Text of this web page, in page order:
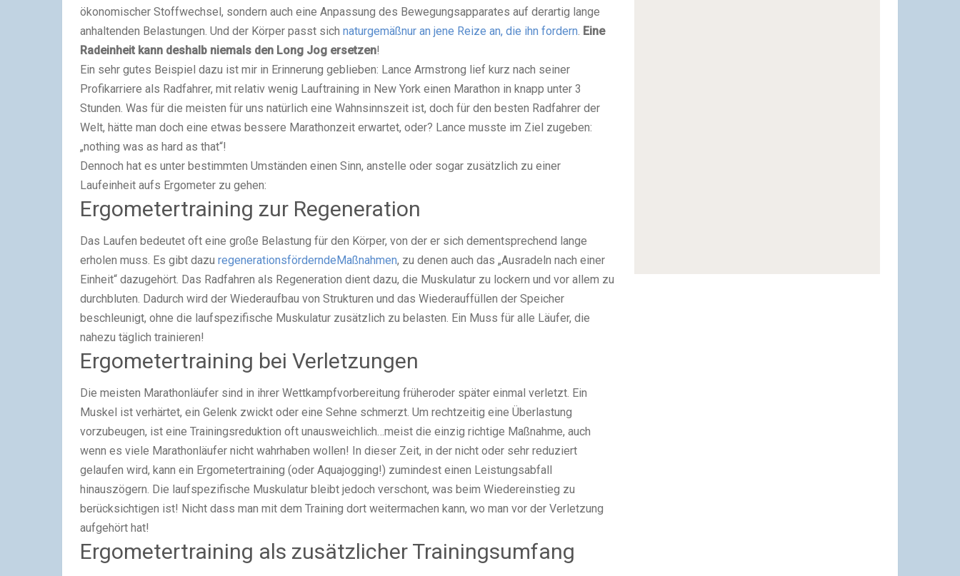
ökonomischer Stoffwechsel, sondern auch eine Anpassung des Bewegungsapparates auf derartig lange
anhaltenden Belastungen. Und der Körper passt sich naturgemäßnur an jene Reize an, die ihn fordern. Eine
Radeinheit kann deshalb niemals den Long Jog ersetzen!
Ein sehr gutes Beispiel dazu ist mir in Erinnerung geblieben: Lance Armstrong lief kurz nach seiner
Profikarriere als Radfahrer, mit relativ wenig Lauftraining in New York einen Marathon in knapp unter 3
Stunden. Was für die meisten für uns natürlich eine Wahnsinnszeit ist, doch für den besten Radfahrer der
Welt, hätte man doch eine etwas bessere Marathonzeit erwartet, oder? Lance musste im Ziel zugeben:
„nothing was as hard as that“!
Dennoch hat es unter bestimmten Umständen einen Sinn, anstelle oder sogar zusätzlich zu einer
Laufeinheit aufs Ergometer zu gehen:
Ergometertraining zur Regeneration
Das Laufen bedeutet oft eine große Belastung für den Körper, von der er sich dementsprechend lange
erholen muss. Es gibt dazu regenerationsförderndeMaßnahmen, zu denen auch das „Ausradeln nach einer
Einheit“ dazugehört. Das Radfahren als Regeneration dient dazu, die Muskulatur zu lockern und vor allem zu
durchbluten. Dadurch wird der Wiederaufbau von Strukturen und das Wiederauffüllen der Speicher
beschleunigt, ohne die laufspezifische Muskulatur zusätzlich zu belasten. Ein Muss für alle Läufer, die
nahezu täglich trainieren!
Ergometertraining bei Verletzungen
Die meisten Marathonläufer sind in ihrer Wettkampfvorbereitung früheroder später einmal verletzt. Ein
Muskel ist verhärtet, ein Gelenk zwickt oder eine Sehne schmerzt. Um rechtzeitig eine Überlastung
vorzubeugen, ist eine Trainingsreduktion oft unausweichlich…meist die einzig richtige Maßnahme, auch
wenn es viele Marathonläufer nicht wahrhaben wollen! In dieser Zeit, in der nicht oder sehr reduziert
gelaufen wird, kann ein Ergometertraining (oder Aquajogging!) zumindest einen Leistungsabfall
hinauszögern. Die laufspezifische Muskulatur bleibt jedoch verschont, was beim Wiedereinstieg zu
berücksichtigen ist! Nicht dass man mit dem Training dort weitermachen kann, wo man vor der Verletzung
aufgehört hat!
Ergometertraining als zusätzlicher Trainingsumfang